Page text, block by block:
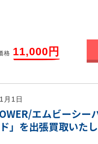
格 11,000円
月1日
エムビーシー
」を出張買取いたし